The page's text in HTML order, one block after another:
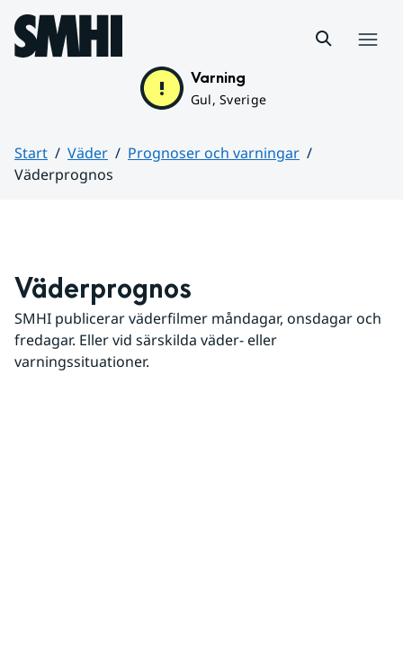
Hoppa till sidans innehåll
Varning
Gul, Sverige
Start Väder
Prognoser och varningar
Väderprognos
Väderprognos
SMHI publicerar väderfilmer måndagar, onsdagar och
fredagar. Eller vid särskilda väder- eller
varningssituationer.